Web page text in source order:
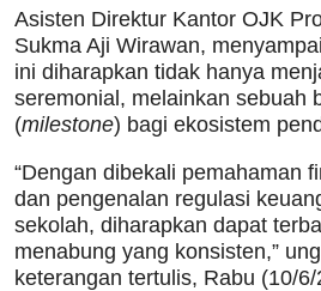
Asisten Direktur Kantor OJK
Sukma Aji Wirawan,
ini diharapkan tidak hanya
seremonial, melainkan sebuah
(milestone) bagi ekosistem
“Dengan dibekali pemahaman
dan pengenalan regulasi
sekolah, diharapkan dapat
menabung yang konsisten,”
keterangan tertulis, Rabu (10/6/